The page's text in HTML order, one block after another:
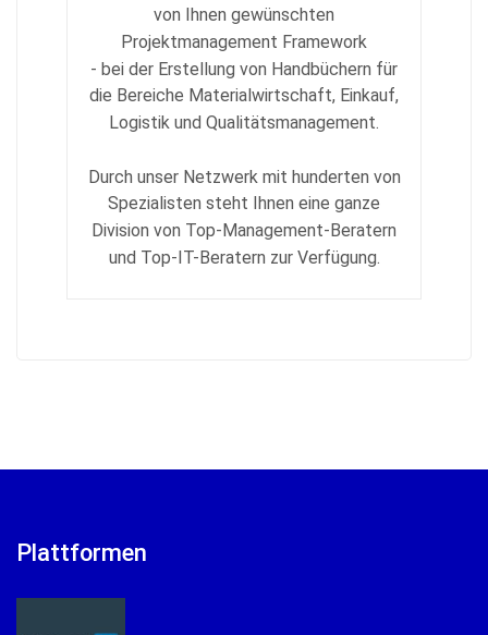
von Ihnen gewünschten
Projektmanagement Framework
- bei der Erstellung von Handbüchern für
die Bereiche Materialwirtschaft, Einkauf,
Logistik und Qualitätsmanagement.
Durch unser Netzwerk mit hunderten von
Spezialisten steht Ihnen eine ganze
Division von Top-Management-Beratern
und Top-IT-Beratern zur Verfügung.
Plattformen